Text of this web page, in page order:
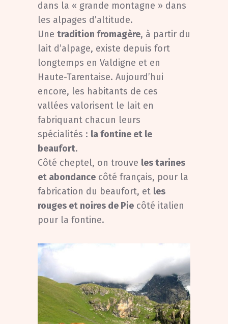
dans la « grande montagne » dans
les alpages d’altitude.
Une tradition fromagère, à partir du
lait d’alpage, existe depuis fort
longtemps en Valdigne et en
Haute-Tarentaise. Aujourd’hui
encore, les habitants de ces
vallées valorisent le lait en
fabriquant chacun leurs
spécialités : la fontine et le
beaufort.
Côté cheptel, on trouve les tarines
et abondance côté français, pour la
fabrication du beaufort, et les
rouges et noires de Pie côté italien
pour la fontine.